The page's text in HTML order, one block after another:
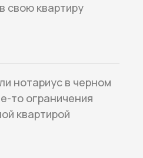
свою квартиру
нотариус в черном
то ограничения
квартирой